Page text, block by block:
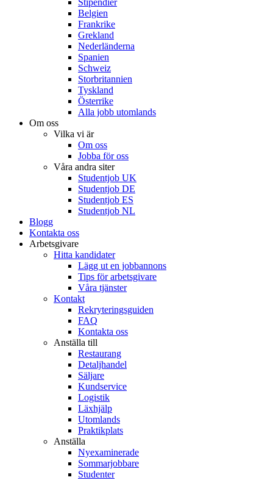
Stipendier
Belgien
Frankrike
Grekland
Nederländerna
Spanien
Schweiz
Storbritannien
Tyskland
Österrike
Alla jobb utomlands
Om oss
Vilka vi är
Om oss
Jobba för oss
Våra andra siter
Studentjob UK
Studentjob DE
Studentjob ES
Studentjob NL
Blogg
Kontakta oss
Arbetsgivare
Hitta kandidater
Lägg ut en jobbannons
Tips för arbetsgivare
Våra tjänster
Kontakt
Rekryteringsguiden
FAQ
Kontakta oss
Anställa till
Restaurang
Detaljhandel
Säljare
Kundservice
Logistik
Läxhjälp
Utomlands
Praktikplats
Anställa
Nyexaminerade
Sommarjobbare
Studenter